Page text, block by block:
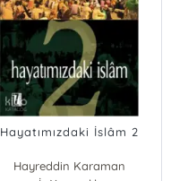
Hayatımızdaki İslâm 2
Hayreddin Karaman